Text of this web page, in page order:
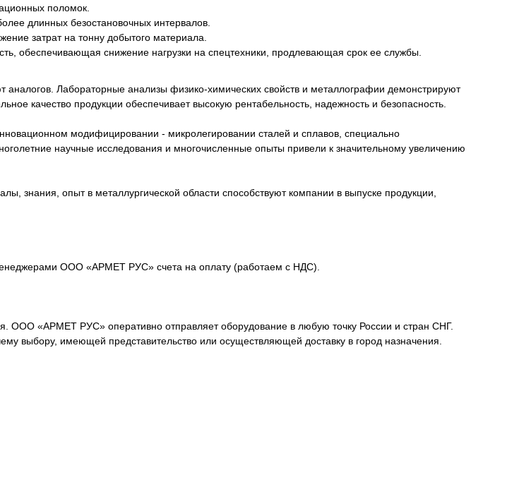
поломок.
длинных безостановочных интервалов.
затрат на тонну добытого материала.
обеспечивающая снижение нагрузки на спецтехники, продлевающая срок ее службы.
аналогов. Лабораторные анализы физико-химических свойств и металлографии демонстрируют
качество продукции обеспечивает высокую рентабельность, надежность и безопасность.
модифицировании - микролегировании сталей и сплавов, специально
научные исследования и многочисленные опыты привели к значительному увеличению
знания, опыт в металлургической области способствуют компании в выпуске продукции,
ООО «АРМЕТ РУС» счета на оплату (работаем с НДС).
ООО «АРМЕТ РУС» оперативно отправляет оборудование в любую точку России и стран СНГ.
выбору, имеющей представительство или осуществляющей доставку в город назначения.